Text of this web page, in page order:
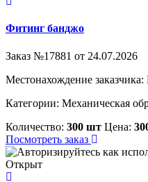
Фитинг банджо
Заказ №17881 от 24.07.2026
Местонахождение
Категории: Механическая
Количество: 300 шт Цена:
Посмотреть заказ
Открыт